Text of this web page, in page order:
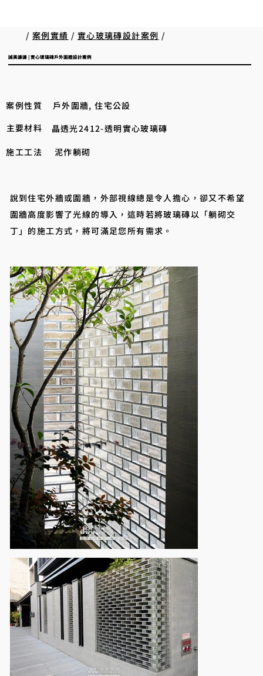
/案例實績 / 實心玻璃磚設計案例 /
說到住宅外牆或圍牆，外部視線總是令人擔心，卻又不希望
圍牆高度影響了光線的導入，這時若將玻璃磚以「躺砌交
丁」的施工方式，將可滿足您所有需求。
案例性質
戶外圍牆, 住宅公設
主要材料
晶透光2412-透明實心玻璃磚
施工工法 泥作躺砌
誠美謙謙 | 實心玻璃磚戶外圍牆設計案例